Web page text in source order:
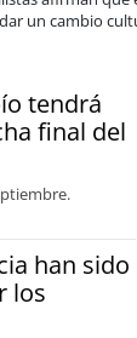
tendrá
final del
han sido
los